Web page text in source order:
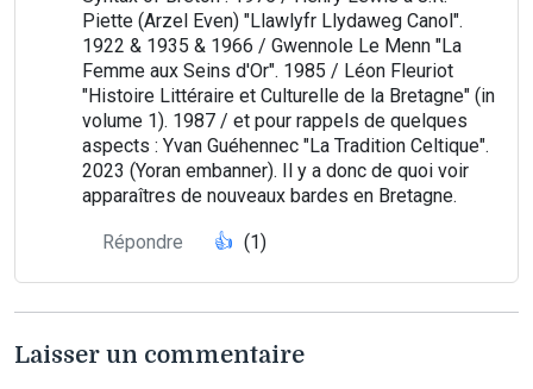
Piette (Arzel Even) "Llawlyfr Llydaweg Canol".
1922 & 1935 & 1966 / Gwennole Le Menn "La
Femme aux Seins d'Or". 1985 / Léon Fleuriot
"Histoire Littéraire et Culturelle de la Bretagne" (in
volume 1). 1987 / et pour rappels de quelques
aspects : Yvan Guéhennec "La Tradition Celtique".
2023 (Yoran embanner). Il y a donc de quoi voir
apparaîtres de nouveaux bardes en Bretagne.
Répondre 👍 (1)
Laisser un commentaire